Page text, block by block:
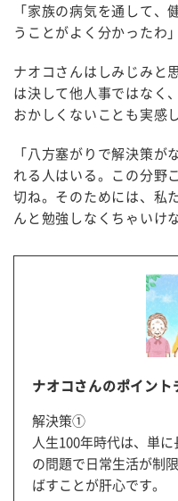
「家族の病気を通して
うことがよく分かったわ」
ナオコさんはしみじみと
は決して他人事ではなく
おかしくないことも実感
「八方塞がりで解決策が
れる人はいる。この分野
切ね。そのためには、私
んと勉強しなくちゃいけ
ナオコさんのポイント
解決策①
人生100年時代は、単
の問題で日常生活が制
ばすことが肝心です。